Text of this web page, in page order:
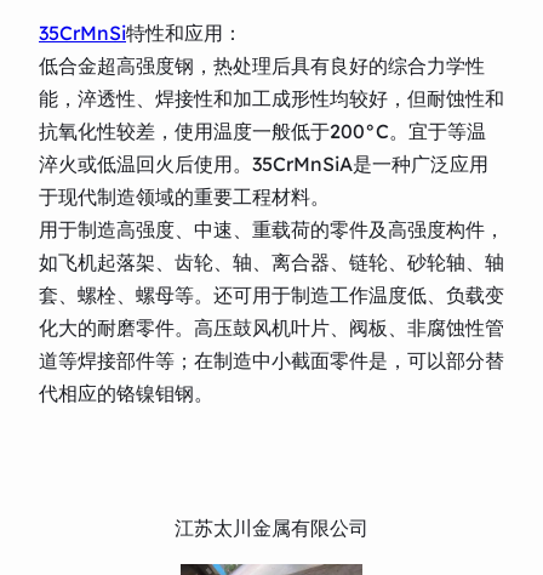
35CrMnSi特性和应用：
低合金超高强度钢，热处理后具有良好的综合力学性
能，淬透性、焊接性和加工成形性均较好，但耐蚀性和
抗氧化性较差，使用温度一般低于200°C。宜于等温
淬火或低温回火后使用。35CrMnSiA是一种广泛应用
于现代制造领域的重要工程材料。
用于制造高强度、中速、重载荷的零件及高强度构件，
如飞机起落架、齿轮、轴、离合器、链轮、砂轮轴、轴
套、螺栓、螺母等。还可用于制造工作温度低、负载变
化大的耐磨零件。高压鼓风机叶片、阀板、非腐蚀性管
道等焊接部件等；在制造中小截面零件是，可以部分替
代相应的铬镍钼钢。
江苏太川金属有限公司